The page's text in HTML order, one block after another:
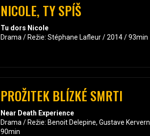
NICOLE, TY SPÍŠ
Tu dors Nicole
Drama / Režie: Stéphane Lafleur / 2014 / 93min
PROŽITEK BLÍZKÉ SMRTI
Near Death Experience
Drama / Režie: Benoit Delepine, Gustave
90min